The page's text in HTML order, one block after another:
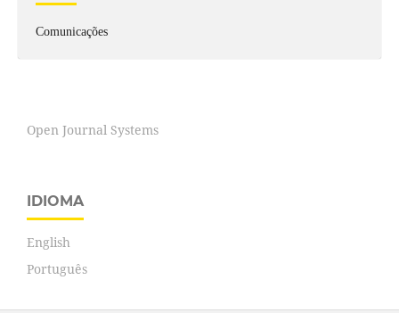
Comunicações
Open Journal Systems
IDIOMA
English
Português